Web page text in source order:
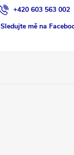
+420 603 563 002
Sledujte mě na